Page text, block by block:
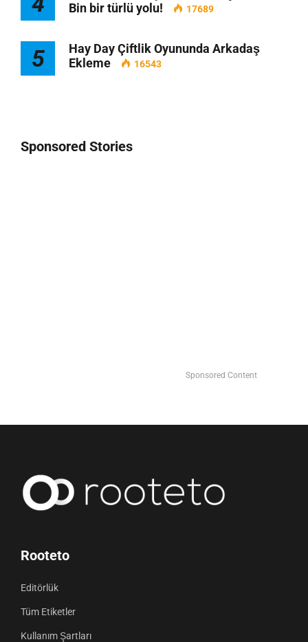
Bin bir türlü yolu!
17689
5
Hay Day Çiftlik Oyununda Arkadaş
Ekleme
16543
Sponsored Stories
Sponsored Content
Rooteto
Editörlük
Tüm Etiketler
Kullanım Şartları